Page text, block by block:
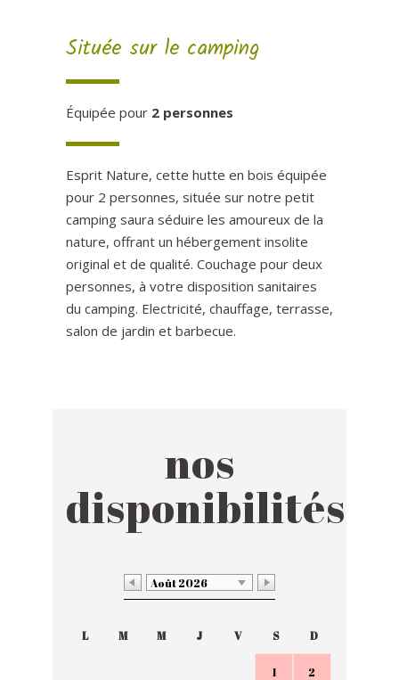
Située sur le camping
Équipée pour 2 personnes
Esprit Nature, cette hutte en bois équipée
pour 2 personnes, située sur notre petit
camping saura séduire les amoureux de la
nature, offrant un hébergement insolite
original et de qualité. Couchage pour deux
personnes, à votre disposition sanitaires
du camping. Electricité, chauffage, terrasse,
salon de jardin et barbecue.
nos
disponibilités
Août 2026
L M M J V S D
1 2